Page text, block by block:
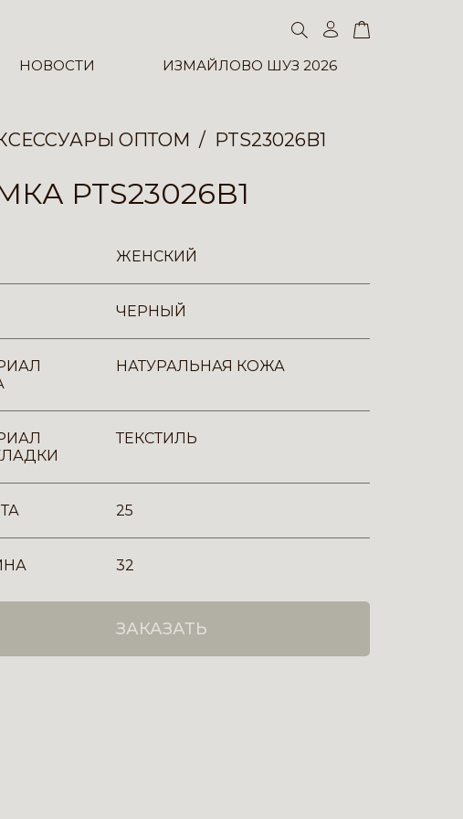
НОВОСТИ ИЗМАЙЛОВО ШУЗ 2026
ОПТОМ PTS23026B1
PTS23026B1
ЖЕНСКИЙ
ЧЕРНЫЙ
НАТУРАЛЬНАЯ КОЖА
ТЕКСТИЛЬ
25
32
ЗАКАЗАТЬ